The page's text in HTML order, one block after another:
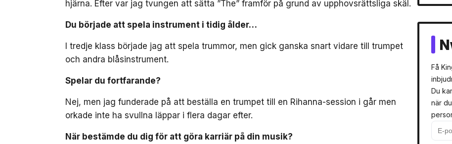
hjärna. Efter var jag tvungen att sätta ”The” framför på grund av upphovsrättsliga skäl.
Du började att spela instrument i tidig ålder…
I tredje klass började jag att spela trummor, men gick ganska snart vidare till trumpet
och andra blåsinstrument.
Spelar du fortfarande?
Nej, men jag funderade på att beställa en trumpet till en Rihanna-session i går men
orkade inte ha svullna läppar i flera dagar efter.
När bestämde du dig för att göra karriär på din musik?
Få
Du
när